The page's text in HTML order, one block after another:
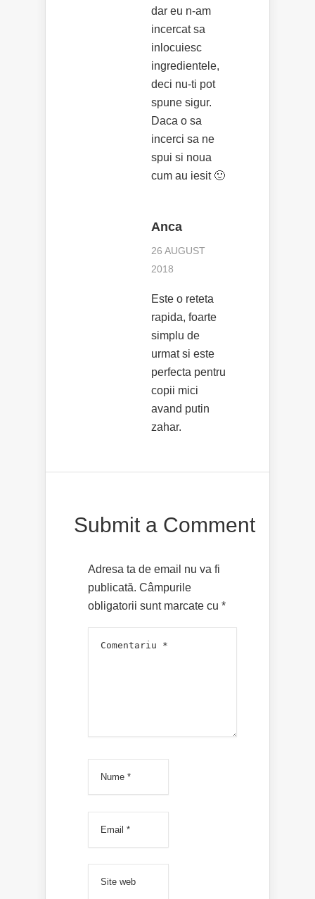
dar eu n-am
incercat sa
inlocuiesc
ingredientele,
deci nu-ti pot
spune sigur.
Daca o sa
incerci sa ne
spui si noua
cum au iesit 🙂
Anca
26 AUGUST
2018
Este o reteta
rapida, foarte
simplu de
urmat si este
perfecta pentru
copii mici
avand putin
zahar.
Submit a Comment
Adresa ta de email nu va fi
publicată. Câmpurile
obligatorii sunt marcate cu *